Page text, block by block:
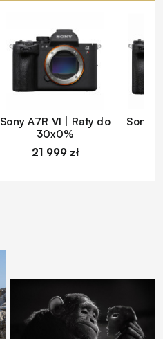
Sony A7R VI | Raty do
30x0%
21 999 zł
Sony